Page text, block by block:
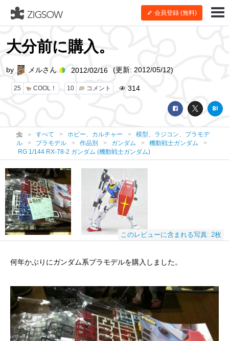
会員登録 (無料)
大分前に購入。
25 COOL！ 10 コメント 314
by メルさん 2012/02/16 (更新: 2012/05/12)
すべて ホビー、カルチャー
模型、ラジコン、プラモデ
ル
プラモデル 作品別 ガンダム
機動戦士ガンダム
RG 1/144 RX-78-2 ガンダム (機動戦士ガンダム)
このレビューに含まれる写真: 2枚
何年かぶりにガンダム系プラモデルを購入しました。